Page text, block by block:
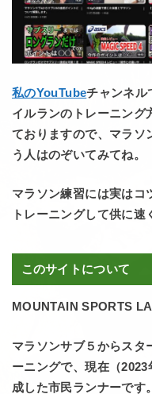
私のYouTubeチャンネル
イルランのトレーニング
ておりますので、マラソ
う人はのぞいてみてね。
マラソン練習には実はコ
トレーニングして供に速
このサイトについて
MOUNTAIN SPORTS
マラソンサブ５からスタ
ーニングで、現在（
成した市民ランナーです。